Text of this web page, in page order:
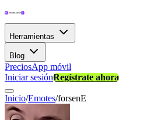
Herramientas
Blog
PreciosApp móvil
Iniciar sesiónRegístrate ahora
Inicio/Emotes/forsenE